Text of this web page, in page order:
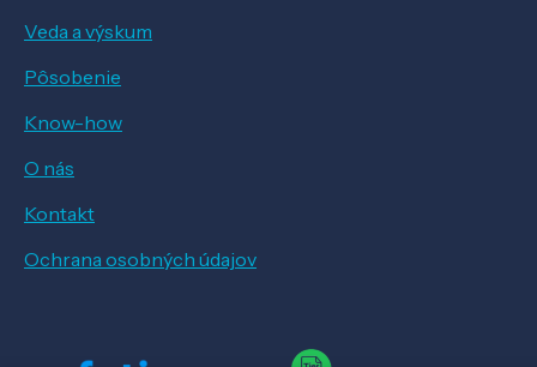
Veda a výskum
Pôsobenie
Know-how
O nás
Kontakt
Ochrana osobných údajov